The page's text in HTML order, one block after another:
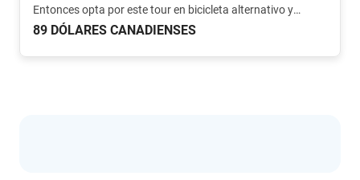
Entonces opta por este tour en bicicleta alternativo y
descubre la parte norte de la ciudad.
89 DÓLARES CANADIENSES